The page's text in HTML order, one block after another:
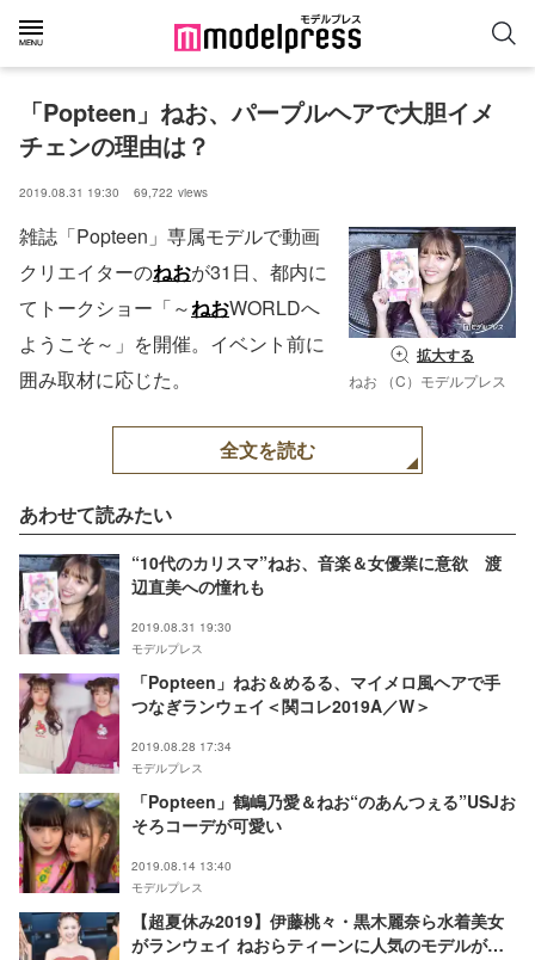
「Popteen」ねお、パープルヘアで大胆イメ
チェンの理由は？
2019.08.31 19:30 69,722 views
拡大する
ねお （C）モデルプレス
雑誌「Popteen」専属モデルで動画
クリエイターのねおが31日、都内に
てトークショー「～ねおWORLDへ
ようこそ～」を開催。イベント前に
囲み取材に応じた。
全文を読む
あわせて読みたい
“10代のカリスマ”ねお、音楽＆女優業に意欲 渡
辺直美への憧れも
2019.08.31 19:30
モデルプレス
「Popteen」ねお＆めるる、マイメロ風ヘアで手
つなぎランウェイ＜関コレ2019A／W＞
2019.08.28 17:34
モデルプレス
「Popteen」鶴嶋乃愛＆ねお“のあんつぇる”USJお
そろコーデが可愛い
2019.08.14 13:40
モデルプレス
【超夏休み2019】伊藤桃々・黒木麗奈ら水着美女
がランウェイ ねおらティーンに人気のモデルが集